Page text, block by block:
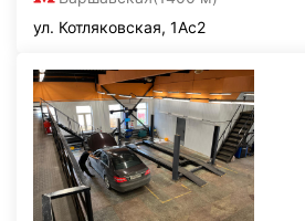
ул. Котляковская, 1Ас2